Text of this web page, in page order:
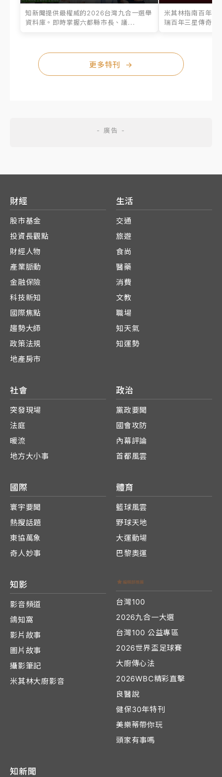
知新聞提供最權威的2026台灣九合一選舉
資料庫。即時掌握六都縣市長、議...
米其林指南百年之
瑞百年三星傳奇、
更多特刊 →
財經
股市基金
投資長觀點
財經人物
產業脈動
金融保險
科技新知
國際焦點
趨勢大師
政策法規
地產房市
生活
交通
旅遊
食尚
醫藥
消費
文教
職場
知天氣
知運勢
社會
突發現場
法庭
暖流
地方大小事
政治
黨政要聞
國會攻防
內幕評論
首都風雲
國際
寰宇要聞
熱搜話題
東協萬象
奇人妙事
體育
籃球風雲
野球天地
大運動場
巴黎奧運
知影
影音頻道
鴿知窩
影片故事
圖片故事
攝影筆記
米其林大廚影音
台灣100
2026九合一大選
台灣100 公益專區
2026世界盃足球賽
大廚傳心法
2026WBC精彩直擊
良醫說
健保30年特刊
美樂蒂帶你玩
頭家有事嗎
知新聞